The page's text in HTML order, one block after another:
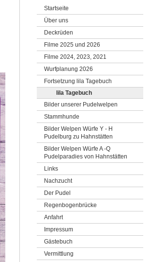
Startseite
Über uns
Deckrüden
Filme 2025 und 2026
Filme 2024, 2023, 2021
Wurfplanung 2026
Fortsetzung lila Tagebuch
lila Tagebuch
Bilder unserer Pudelwelpen
Stammhunde
Bilder Welpen Würfe Y - H
Pudelburg zu Hahnstätten
Bilder Welpen Würfe A -Q
Pudelparadies von Hahnstätten
Links
Nachzucht
Der Pudel
Regenbogenbrücke
Anfahrt
Impressum
Gästebuch
Vermittlung